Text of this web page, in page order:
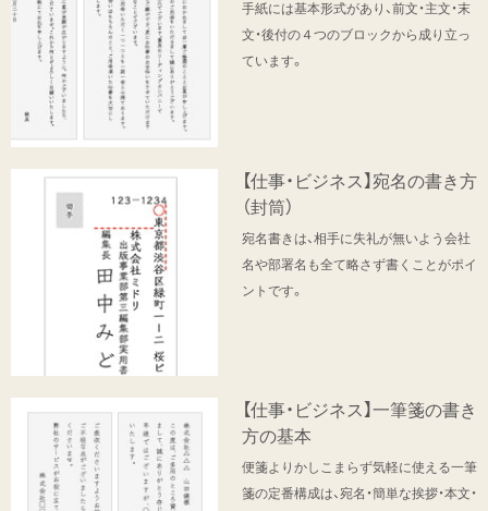
手紙には基本形式があり、前文・主文・末
文・後付の４つのブロックから成り立っ
ています。
【仕事・ビジネス】宛名の書き方
（封筒）
宛名書きは、相手に失礼が無いよう会社
名や部署名も全て略さず書くことがポイ
ントです。
【仕事・ビジネス】一筆箋の書き
方の基本
便箋よりかしこまらず気軽に使える一筆
箋の定番構成は、宛名・簡単な挨拶・本文・